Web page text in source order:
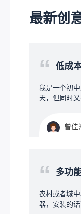
最新创
“ 低成
我是一个初
天，但同时
带手机等电
些消息的通
吧，不要求
尽可能压低
触的都是软
解不多，也
曾佳
“ 多功
农村或者城
器，安装的